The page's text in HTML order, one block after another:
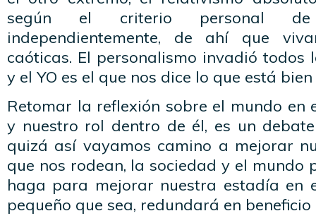
según el criterio personal
independientemente, de ahí que
caóticas. El personalismo invadió todos
y el YO es el que nos dice lo que está
Retomar la reflexión sobre el mundo en
y nuestro rol dentro de él, es un
quizá así vayamos camino a mejorar
que nos rodean, la sociedad y el mundo
haga para mejorar nuestra estadía en
pequeño que sea, redundará en beneficio